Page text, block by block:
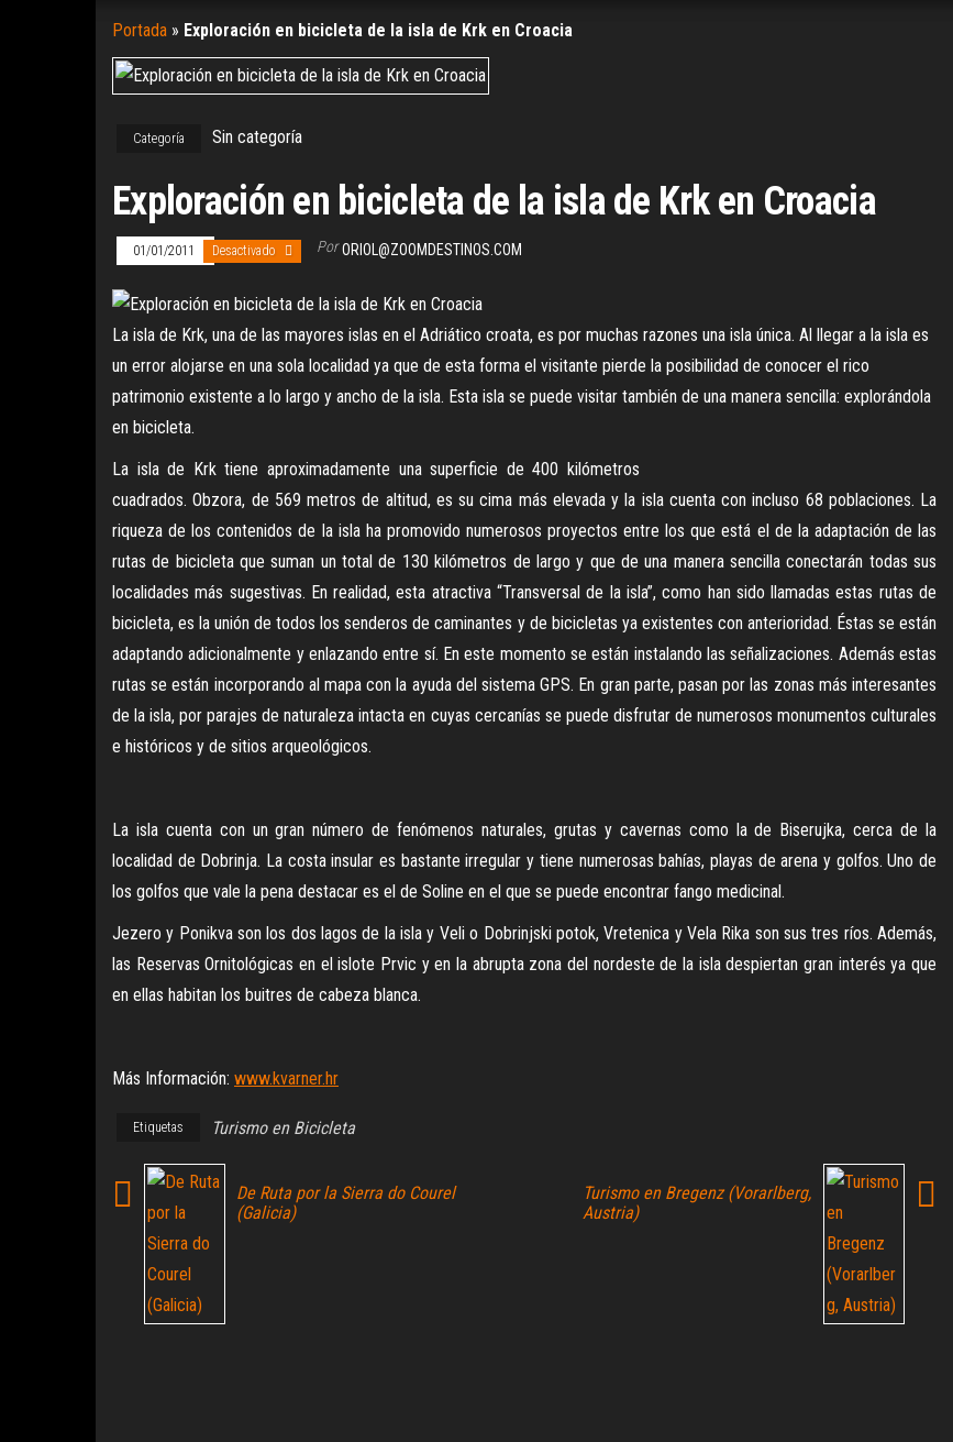
Portada » Exploración en bicicleta de la isla de Krk en Croacia
Categoría Sin categoría
Exploración en bicicleta de la isla de Krk en Croacia
01/01/2011 Desactivado Por ORIOL@ZOOMDESTINOS.COM
La isla de Krk, una de las mayores islas en el Adriático croata, es por muchas razones una isla única. Al llegar a la isla es
un error alojarse en una sola localidad ya que de esta forma el visitante pierde la posibilidad de conocer el rico
patrimonio existente a lo largo y ancho de la isla. Esta isla se puede visitar también de una manera sencilla: explorándola
en bicicleta.
La isla de Krk tiene aproximadamente una superficie de 400 kilómetros
cuadrados. Obzora, de 569 metros de altitud, es su cima más elevada y la isla cuenta con incluso 68 poblaciones. La
riqueza de los contenidos de la isla ha promovido numerosos proyectos entre los que está el de la adaptación de las
rutas de bicicleta que suman un total de 130 kilómetros de largo y que de una manera sencilla conectarán todas sus
localidades más sugestivas. En realidad, esta atractiva “Transversal de la isla”, como han sido llamadas estas rutas de
bicicleta, es la unión de todos los senderos de caminantes y de bicicletas ya existentes con anterioridad. Éstas se están
adaptando adicionalmente y enlazando entre sí. En este momento se están instalando las señalizaciones. Además estas
rutas se están incorporando al mapa con la ayuda del sistema GPS. En gran parte, pasan por las zonas más interesantes
de la isla, por parajes de naturaleza intacta en cuyas cercanías se puede disfrutar de numerosos monumentos culturales
e históricos y de sitios arqueológicos.
La isla cuenta con un gran número de fenómenos naturales, grutas y cavernas como la de Biserujka, cerca de la
localidad de Dobrinja. La costa insular es bastante irregular y tiene numerosas bahías, playas de arena y golfos. Uno de
los golfos que vale la pena destacar es el de Soline en el que se puede encontrar fango medicinal.
Jezero y Ponikva son los dos lagos de la isla y Veli o Dobrinjski potok, Vretenica y Vela Rika son sus tres ríos. Además,
las Reservas Ornitológicas en el islote Prvic y en la abrupta zona del nordeste de la isla despiertan gran interés ya que
en ellas habitan los buitres de cabeza blanca.
Más Información: www.kvarner.hr
Etiquetas Turismo en Bicicleta
De Ruta por la Sierra do Courel
(Galicia)
Turismo en Bregenz (Vorarlberg,
Austria)